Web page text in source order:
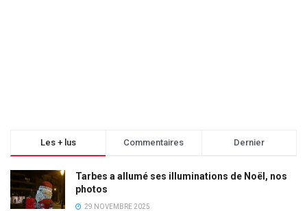
Les + lus Commentaires Dernier
Tarbes a allumé ses illuminations de Noël, nos
photos
29 NOVEMBRE 2025